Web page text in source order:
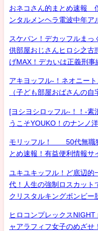
おネコさん的まとめ速報
ンタルメンヘラ電波中年
スケバン！デカッフルま
供部屋おじさんヒロシ之古
げMAX！デカいは正義刑事
アキヨッフル-！ネオニー
（子ども部屋おばさんの自
[ヨシヨシロッフル-！！-素
うこそYOUKO！のナンノ
モリッフル！ 50代無職
とめ速報！有益便利情報
ユキユキッフル！ど底辺
代！人生の強制ロスカット
クリスタルキングボンビー
ヒロコンプレックス
ャアラフィフ女子のめざせ